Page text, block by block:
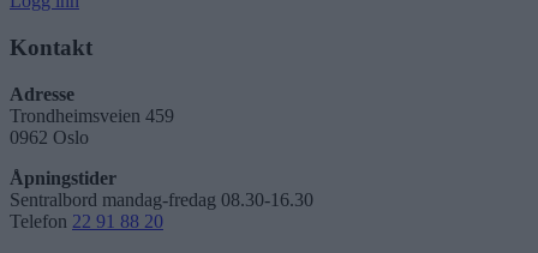
Kontakt
Adresse
Trondheimsveien 459
0962 Oslo
Åpningstider
Sentralbord mandag-fredag 08.30-16.30
Telefon 22 91 88 20